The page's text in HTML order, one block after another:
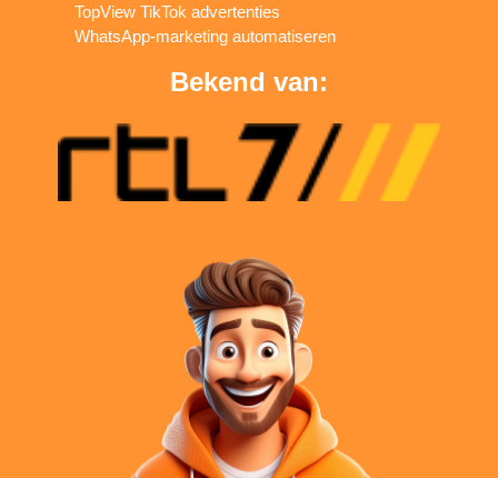
TopView TikTok advertenties
WhatsApp-marketing automatiseren
Bekend van: